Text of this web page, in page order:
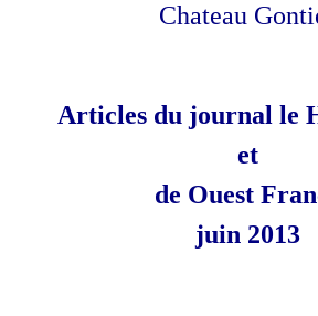
Chateau
Articles du journal le
et
de Ouest
juin 2013